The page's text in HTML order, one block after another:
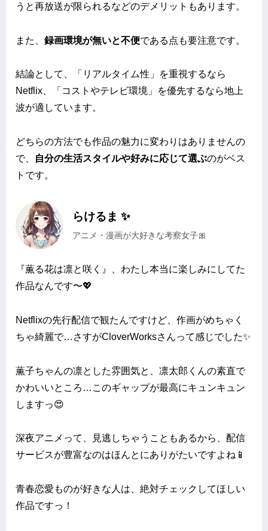
うと再放送が限られるなどのデメリットもあります。
また、 録画環境が無いと不便である点も要注意です。
結論として、「リアルタイム性」を重視するなら
Netflix、「コストやテレビ環境」を優先するなら地上
波が適しています。
どちらの方法でも作品の魅力に変わりはありませんの
で、
自分の生活スタイルや好みに応じて選ぶのがベス
トです。
らけるま ✨
アニメ・漫画が大好きな考察女子🎀
『薫る花は凛と咲く』、わたし本当に楽しみにしてた
作品なんです〜💖
Netflixの先行配信で観たんですけど、作画がめちゃく
ちゃ綺麗で…さすがCloverWorksさんって感じでした✨
薫子ちゃんの凛とした雰囲気と、凛太郎くんの素直で
かわいいところ…このギャップが最高にキュンキュン
しますっ😍
深夜アニメって、見逃しちゃうこともあるから、配信
サービスが豊富なのはほんとにありがたいですよね📱
青春恋愛ものが好きな人は、絶対チェックしてほしい
作品ですっ！